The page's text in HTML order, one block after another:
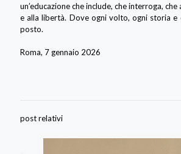
un’educazione che include, che interroga,
e alla libertà. Dove ogni volto, ogni storia e
posto.
Roma, 7 gennaio 2026
post relativi